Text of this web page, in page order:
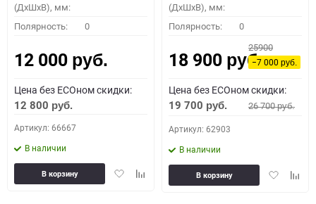
(ДхШхВ), мм:
Полярность: 0
12 000 руб.
Цена без ECOном скидки:
12 800 руб.
Артикул: 66667
В наличии
ДобавитьДобавить
В корзину
(ДхШхВ), мм:
Полярность: 0
18 900 руб.
25900
−7 000руб.
Цена без ECOном скидки:
19 700 руб. 26 700руб.
Артикул: 62903
В наличии
Добавить
В корзину